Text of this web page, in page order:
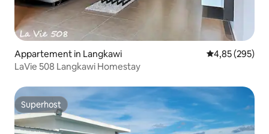
Appartement in Langkawi Gemiddelde
4,85 (295)
LaVie 508 Langkawi Homestay
Superhost
Superhost